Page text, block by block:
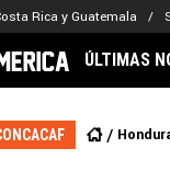
Rica y Guatemala
CONCACAF
ÚLTIMAS